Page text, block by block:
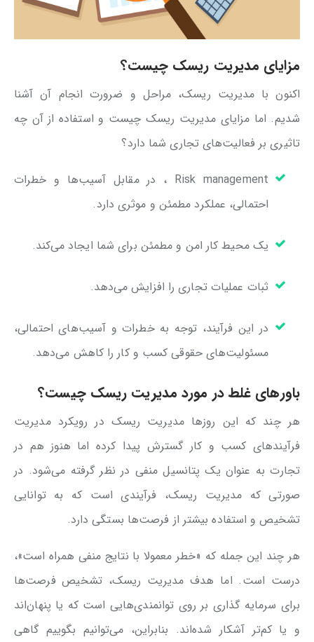
مزایای مدیریت ریسک چیست؟
اکنون با مدیریت ریسک، مراحل و ضرورت انجام آن آشنا
شدیم. اما مزایای مدیریت ریسک چیست و استفاده از آن چه
تاثیری بر فعالیت‌های تجاری شما دارد؟
Risk management ، در مقابل آسیب‌ها و خطرات
احتمالی، عملکرد مطمئن و موثری دارد.
یک محیط کار امن و مطمئن برای شما ایجاد می‌کند.
ثبات عملیات تجاری‌ را افزایش می‌دهد.
در این فرآیند، توجه به خطرات و آسیب‌های احتمالی،
مسئولیت‌های حقوقی کسب و کار را کاهش می‌دهد.
باورهای غلط در مورد مدیریت ریسک چیست؟
هر چند که این روزها مدیریت ریسک در رویکرد مدیریت
فرآیندهای کسب و کار گسترش پیدا کرده اما هنوز هم در
تجارت به عنوان یک پتانسیل منفی در نظر گرفته می‌شود. در
صورتی که مدیریت ریسک، فرآیندی است که به توانایی
تشخیص و استفاده بیشتر از فرصت‌ها بستگی دارد.
هر چند این جمله که «خطر معمولا با نتایج منفی همراه است»،
درست است. اما هدف مدیریت ریسک، تشخیص فرصت‌ها
برای سرمایه گذاری بر روی توانمندی‌هایی است که یا پنهان‌اند
و یا کم‌تر آشکار شده‌اند. بنابراین، می‌توانیم بگوییم گاهی